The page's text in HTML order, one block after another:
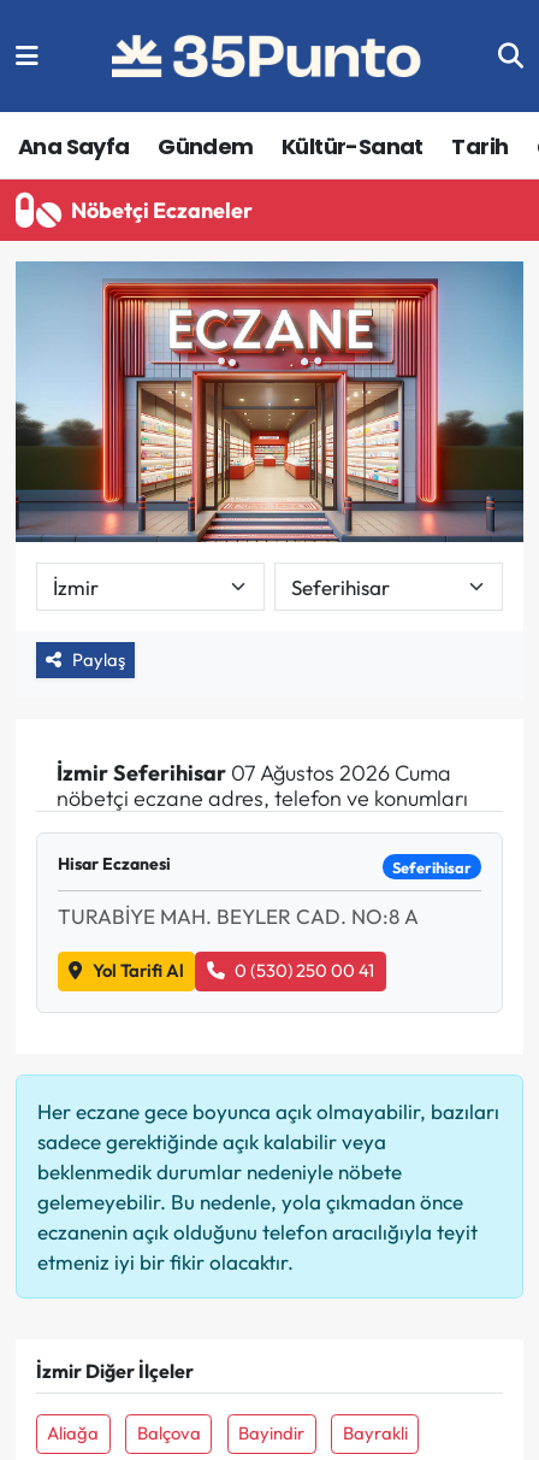
Ana Sayfa Gündem Kültür-Sanat Tarih
Nöbetçi Eczaneler
Paylaş
İzmirSeferihisar07 Ağustos 2026 Cuma
nöbetçi eczane adres, telefon ve konumları
Hisar Eczanesi Seferihisar
TURABİYE MAH. BEYLER CAD. NO:8 A
Yol Tarifi Al 0 (530) 250 00 41
Her eczane gece boyunca açık olmayabilir, bazıları
sadece gerektiğinde açık kalabilir veya
beklenmedik durumlar nedeniyle nöbete
gelemeyebilir. Bu nedenle, yola çıkmadan önce
eczanenin açık olduğunu telefon aracılığıyla teyit
etmeniz iyi bir fikir olacaktır.
İzmir Diğer İlçeler
Aliağa Balçova Bayindir Bayrakli